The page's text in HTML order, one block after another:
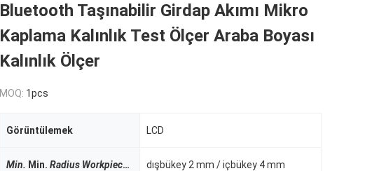
Bluetooth Taşınabilir Girdap Akımı Mikro
Kaplama Kalınlık Test Ölçer Araba Boyası
Kalınlık Ölçer
MOQ: 1pcs
Görüntülemek LCD
Min. Min. Radius Workpiece Yarıçap İş Parçası
dışbükey 2 mm / içbükey 4 mm